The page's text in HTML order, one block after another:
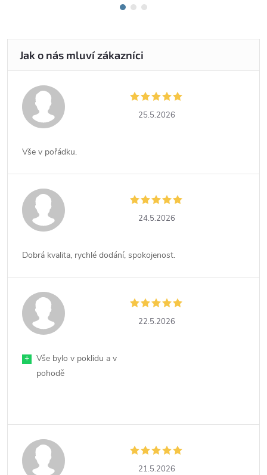
25.5.2026
Vše v pořádku.
24.5.2026
Dobrá kvalita, rychlé dodání, spokojenost.
22.5.2026
+
Vše bylo v poklidu a v
pohodě
21.5.2026